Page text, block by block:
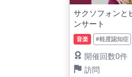
サクソフォンと
ンサート
音楽 #軽度認知症
開催回数0件
訪問